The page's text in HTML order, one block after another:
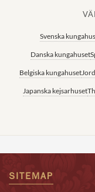
Svenska
Danska kungahuset
Belgiska kungahuset
Japanska kejsarhuset
SITEMAP